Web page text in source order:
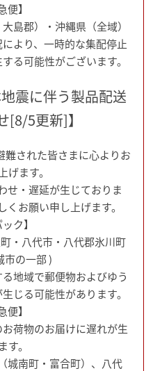
便】
島郡）・沖縄県（全域）
より、一時的な集配停止
る可能性がございます。
震に伴う製品配送
[8/5更新]】
された皆さまに心よりお
げます。
せ・遅延が生じておりま
お願い申し上げます。
ク】
・八代市・八代郡氷川町
市の一部 )
地域で郵便物およびゆう
じる可能性があります。
便】
荷物のお届けに遅れが生
す。
城南町・富合町）、八代